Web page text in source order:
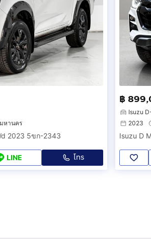
อง #รถสวยราคาไม่แพง #รถสวย #ส่งทั่ว
หานคร
2023 5ขก-2343
LINE โทร
฿
Isuzu
2023
Isuzu D